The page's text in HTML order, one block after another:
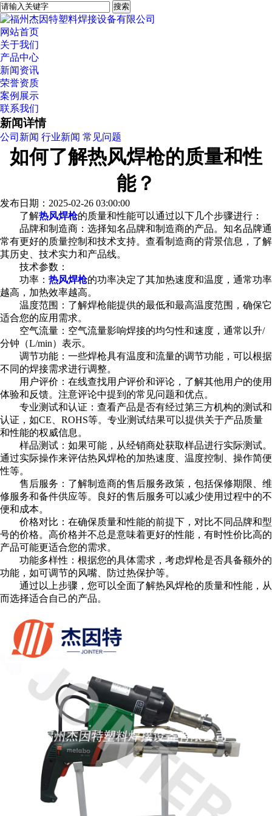
网站首页
关于我们
产品中心
新闻资讯
荣誉资质
案例展示
联系我们
新闻详情
公司新闻 行业新闻 常见问题
如何了解热风焊枪的质量和性
能？
发布日期：2025-02-26 03:00:00
了解热风焊枪的质量和性能可以通过以下几个步骤进行：
品牌和制造商：选择知名品牌和制造商的产品。知名品牌通
常有更好的质量控制和技术支持。查看制造商的背景信息，了解
其历史、技术实力和产品线。
技术参数：
功率： 热风焊枪的功率决定了其加热速度和温度，通常功率
越高，加热效率越高。
温度范围：了解焊枪能提供的最低和最高温度范围，确保它
适合您的应用需求。
空气流量：空气流量影响焊接的均匀性和速度，通常以升/
分钟（L/min）表示。
调节功能：一些焊枪具有温度和流量的调节功能，可以根据
不同的焊接需求进行调整。
用户评价：在线查找用户评价和评论，了解其他用户的使用
体验和反馈。注意评论中提到的常见问题和优点。
专业测试和认证：查看产品是否有经过第三方机构的测试和
认证，如CE、ROHS等。专业测试结果可以提供关于产品质量
和性能的权威信息。
样品测试：如果可能，从经销商处获取样品进行实际测试。
通过实际操作来评估热风焊枪的加热速度、温度控制、操作简便
性等。
售后服务：了解制造商的售后服务政策，包括保修期限、维
修服务和备件供应等。良好的售后服务可以减少使用过程中的不
便和成本。
价格对比：在确保质量和性能的前提下，对比不同品牌和型
号的价格。高价格并不总是意味着更好的性能，有时性价比高的
产品可能更适合您的需求。
功能多样性：根据您的具体需求，考虑焊枪是否具备额外的
功能，如可调节的风嘴、防过热保护等。
通过以上步骤，您可以全面了解热风焊枪的质量和性能，从
而选择适合自己的产品。